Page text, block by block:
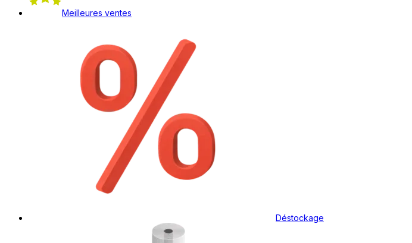
Meilleures ventes
Déstockage